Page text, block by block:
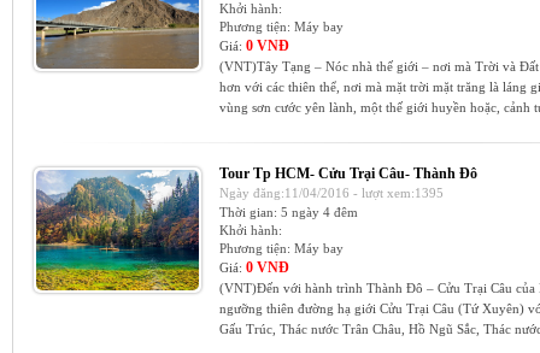
Khởi hành:
Phương tiện: Máy bay
Giá: 0 VNĐ
(VNT)Tây Tạng – Nóc nhà thế giới – nơi mà Trời và
hơn với các thiên thể, nơi mà mặt trời mặt trăng là láng
vùng sơn cước yên lành, một thế giới huyền hoặc, cảnh
Tour Tp HCM- Cửu Trại Câu- Thành Đô
Ngày đăng:11/04/2016 - lượt xem:1395
Thời gian: 5 ngày 4 đêm
Khởi hành:
Phương tiện: Máy bay
Giá: 0 VNĐ
(VNT)Đến với hành trình Thành Đô – Cửu Trại Câu của
ngưỡng thiên đường hạ giới Cửu Trại Câu (Tứ Xuyên)
Gấu Trúc, Thác nước Trân Châu, Hồ Ngũ Sắc, Thác